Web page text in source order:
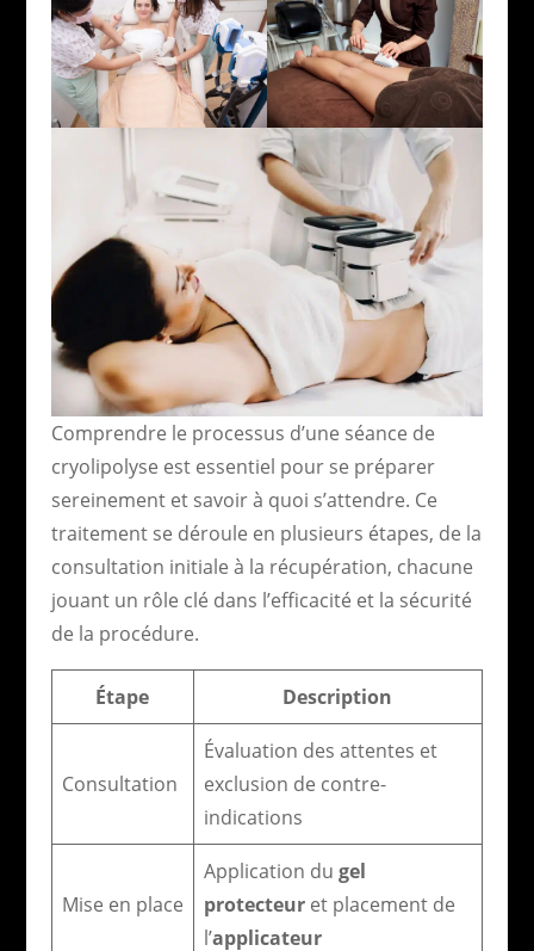
Comprendre le processus d’une séance de
cryolipolyse est essentiel pour se préparer
sereinement et savoir à quoi s’attendre. Ce
traitement se déroule en plusieurs étapes, de la
consultation initiale à la récupération, chacune
jouant un rôle clé dans l’efficacité et la sécurité
de la procédure.
Étape Description
Consultation
Évaluation des attentes et
exclusion de contre-
indications
Mise en place
Application du gel
protecteuret placement de
l’applicateur